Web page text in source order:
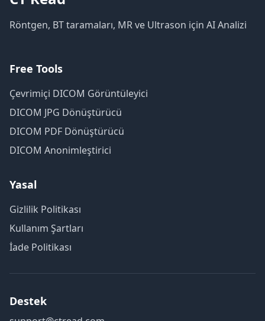
Röntgen, BT taramaları, MR ve Ultrason için AI Analizi
Free Tools
Çevrimiçi DICOM Görüntüleyici
DICOM JPG Dönüştürücü
DICOM PDF Dönüştürücü
DICOM Anonimleştirici
Yasal
Gizlilik Politikası
Kullanım Şartları
İade Politikası
Destek